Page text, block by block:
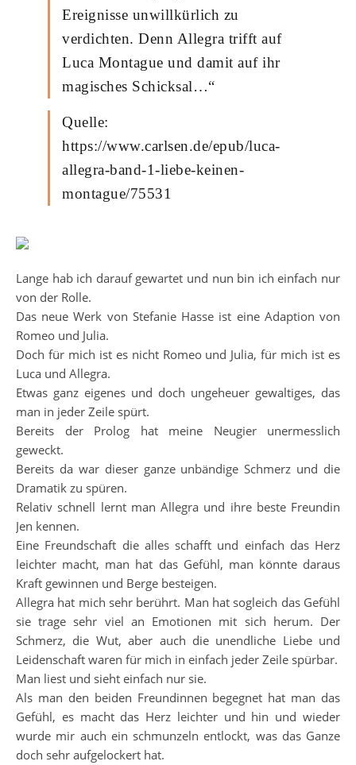
Ereignisse unwillkürlich zu
verdichten. Denn Allegra trifft auf
Luca Montague und damit auf ihr
magisches Schicksal…“
Quelle:
https://www.carlsen.de/epub/luca-
allegra-band-1-liebe-keinen-
montague/75531
Lange hab ich darauf gewartet und nun bin ich einfach nur
von der Rolle.
Das neue Werk von Stefanie Hasse ist eine Adaption von
Romeo und Julia.
Doch für mich ist es nicht Romeo und Julia, für mich ist es
Luca und Allegra.
Etwas ganz eigenes und doch ungeheuer gewaltiges, das
man in jeder Zeile spürt.
Bereits der Prolog hat meine Neugier unermesslich
geweckt.
Bereits da war dieser ganze unbändige Schmerz und die
Dramatik zu spüren.
Relativ schnell lernt man Allegra und ihre beste Freundin
Jen kennen.
Eine Freundschaft die alles schafft und einfach das Herz
leichter macht, man hat das Gefühl, man könnte daraus
Kraft gewinnen und Berge besteigen.
Allegra hat mich sehr berührt. Man hat sogleich das Gefühl
sie trage sehr viel an Emotionen mit sich herum. Der
Schmerz, die Wut, aber auch die unendliche Liebe und
Leidenschaft waren für mich in einfach jeder Zeile spürbar.
Man liest und sieht einfach nur sie.
Als man den beiden Freundinnen begegnet hat man das
Gefühl, es macht das Herz leichter und hin und wieder
wurde mir auch ein schmunzeln entlockt, was das Ganze
doch sehr aufgelockert hat.